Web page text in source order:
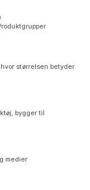
størrelsen betyder
bygger til
medier